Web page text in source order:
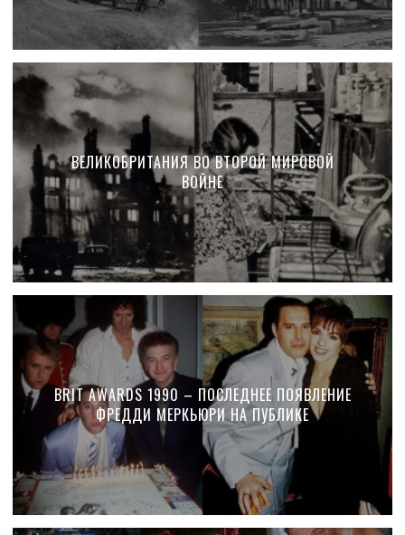
ВЕЛИКОБРИТАНИЯ ВО ВТОРОЙ МИРОВОЙ
ВОЙНЕ
BRIT AWARDS 1990 – ПОСЛЕДНЕЕ ПОЯВЛЕНИЕ
ФРЕДДИ МЕРКЬЮРИ НА ПУБЛИКЕ